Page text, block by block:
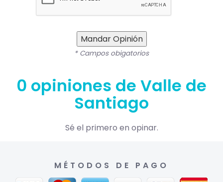
Mandar Opinión
* Campos obigatorios
0 opiniones de Valle de
Santiago
Sé el primero en opinar.
MÉTODOS DE PAGO